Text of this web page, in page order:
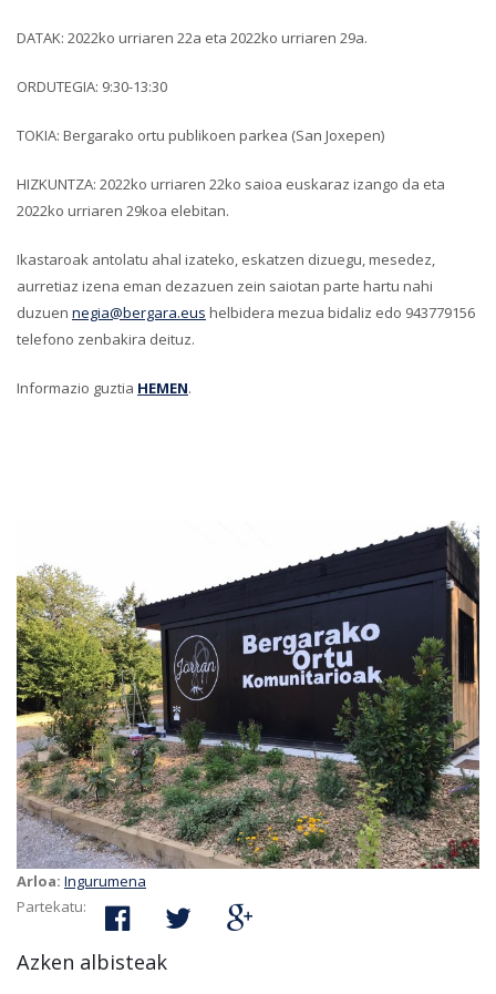
DATAK: 2022ko urriaren 22a eta 2022ko urriaren 29a.
ORDUTEGIA: 9:30-13:30
TOKIA: Bergarako ortu publikoen parkea (San Joxepen)
HIZKUNTZA: 2022ko urriaren 22ko saioa euskaraz izango da eta
2022ko urriaren 29koa elebitan.
Ikastaroak antolatu ahal izateko, eskatzen dizuegu, mesedez,
aurretiaz izena eman dezazuen zein saiotan parte hartu nahi
duzuen negia@bergara.eus helbidera mezua bidaliz edo 943779156
telefono zenbakira deituz.
Informazio guztia HEMEN.
Arloa: Ingurumena
Partekatu:
Azken albisteak